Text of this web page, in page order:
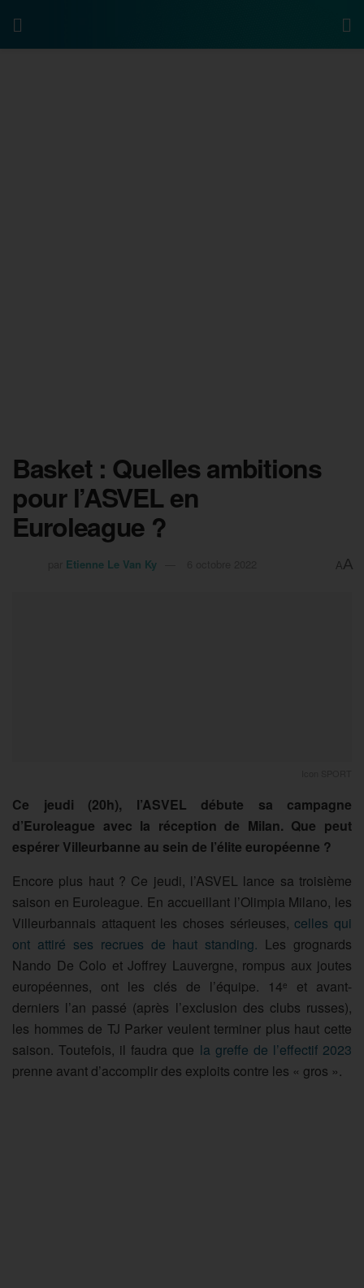
Basket : Quelles ambitions
pour l’ASVEL en
Euroleague ?
Etienne Le Van Ky AA
Ce jeudi (20h), l’ASVEL débute sa campagne
d’Euroleague avec la réception de Milan. Que peut
espérer Villeurbanne au sein de l’élite européenne ?
Encore plus haut ? Ce jeudi, l’ASVEL lance sa troisième
saison en Euroleague. En accueillant l’Olimpia Milano, les
Villeurbannais attaquent les choses sérieuses, celles qui
ont attiré ses recrues de haut standing. Les grognards
Nando De Colo et Joffrey Lauvergne, rompus aux joutes
européennes, ont les clés de l’équipe. 14e
et avant-
derniers l’an passé (après l’exclusion des clubs russes),
les hommes de TJ Parker veulent terminer plus haut cette
saison. Toutefois, il faudra que la greffe de l’effectif 2023
prenne avant d’accomplir des exploits contre les « gros ».